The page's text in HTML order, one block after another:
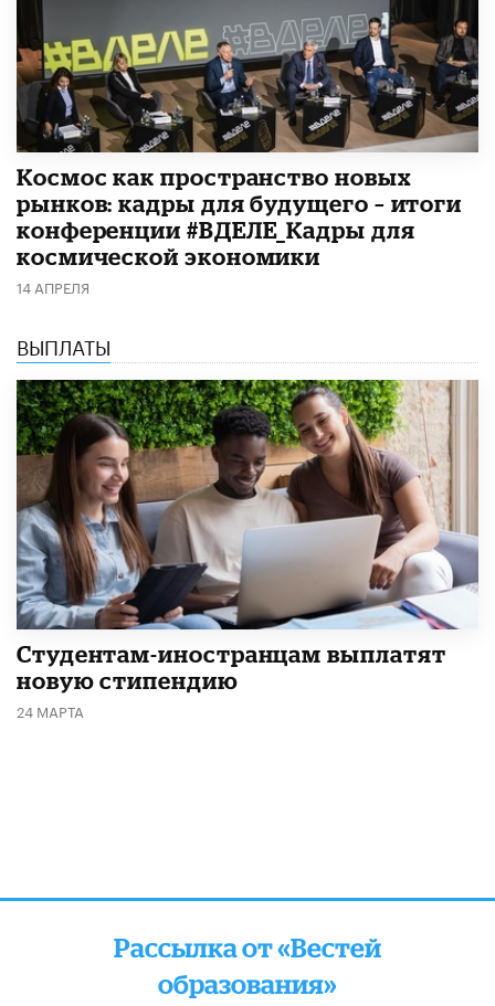
Космос как пространство новых
рынков: кадры для будущего – итоги
конференции #ВДЕЛЕ_Кадры для
космической экономики
14 АПРЕЛЯ
ВЫПЛАТЫ
Студентам-иностранцам выплатят
новую стипендию
24 МАРТА
Рассылка от «Вестей
образования»